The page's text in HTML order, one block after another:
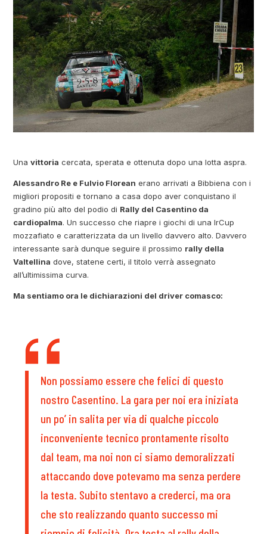
Unavittoria cercata, sperata e ottenuta dopo una lotta aspra.
Alessandro Re e Fulvio Florean erano arrivati a Bibbiena con i
migliori propositi e tornano a casa dopo aver conquistano il
gradino più alto del podio di Rally del Casentino da
cardiopalma. Un successo che riapre i giochi di una IrCup
mozzafiato e caratterizzata da un livello davvero alto. Davvero
interessante sarà dunque seguire il prossimo rally della
Valtellina dove, statene certi, il titolo verrà assegnato
all’ultimissima curva.
Ma sentiamo ora le dichiarazioni del driver comasco:
Non possiamo essere che felici di questo
nostro Casentino. La gara per noi era iniziata
un po’ in salita per via di qualche piccolo
inconveniente tecnico prontamente risolto
dal team, ma noi non ci siamo demoralizzati
attaccando dove potevamo ma senza perdere
la testa. Subito stentavo a crederci, ma ora
che sto realizzando quanto successo mi